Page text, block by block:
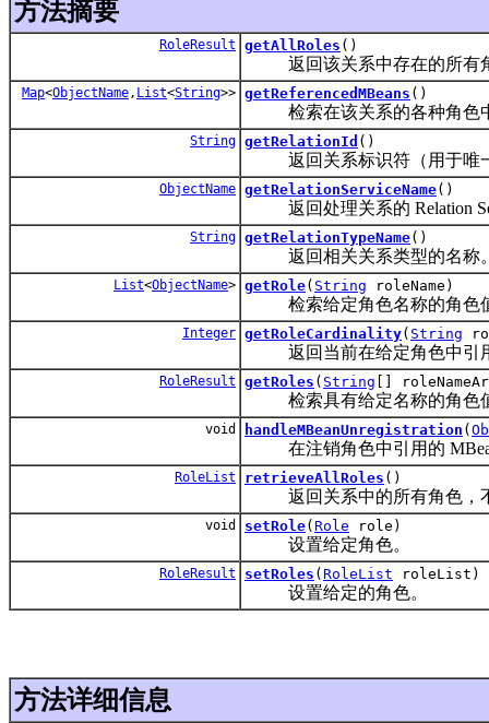
方法摘要
RoleResult getAllRoles ()
返回该关系中存在的所有
Map<ObjectName, List<String>> getReferencedMBeans ()
检索在该关系的各种角色中
String getRelationId ()
返回关系标识符（用于唯一
ObjectName getRelationServiceName()
返回处理关系的 Relation
String getRelationTypeName()
返回相关关系类型的名称
List<ObjectName> getRole( String roleName)
检索给定角色名称的角色
Integer getRoleCardinality( String
返回当前在给定角色中引用
RoleResult getRoles ( String []
检索具有给定名称的角色
void handleMBeanUnregistration (
在注销角色中引用的 MBean
RoleList retrieveAllRoles ()
返回关系中的所有角色，
void setRole( Role role)
设置给定角色。
RoleResult setRoles ( RoleList roleList)
设置给定的角色。
方法详细信息